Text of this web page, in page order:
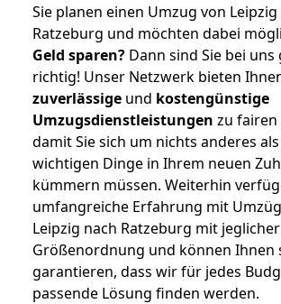
Sie planen einen Umzug von Leipzig
Ratzeburg und möchten dabei
Geld sparen? Dann sind Sie bei uns
richtig! Unser Netzwerk bieten
zuverlässige und kostengünstige
Umzugsdienstleistungen zu fairen
damit Sie sich um nichts anderes
wichtigen Dinge in Ihrem neuen
kümmern müssen. Weiterhin
umfangreiche Erfahrung mit
Leipzig nach Ratzeburg mit jeglicher
Größenordnung und können Ihnen
garantieren, dass wir für jedes
passende Lösung finden werden.